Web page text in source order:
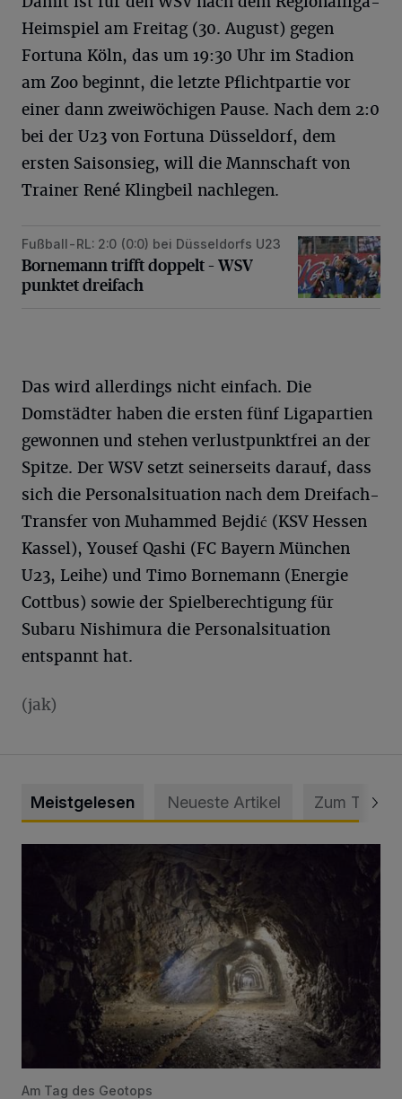
Heimspiel am Freitag (30. August) gegen
Fortuna Köln, das um 19:30 Uhr im Stadion
am Zoo beginnt, die letzte Pflichtpartie vor
einer dann zweiwöchigen Pause. Nach dem 2:0
bei der U23 von Fortuna Düsseldorf, dem
ersten Saisonsieg, will die Mannschaft von
Trainer René Klingbeil nachlegen.
Bornemann trifft doppelt – WSV punktet dreifach
Fußball-RL: 2:0 (0:0) bei Düsseldorfs U23
Bornemann trifft doppelt – WSV
punktet dreifach
Das wird allerdings nicht einfach. Die
Domstädter haben die ersten fünf Ligapartien
gewonnen und stehen verlustpunktfrei an der
Spitze. Der WSV setzt seinerseits darauf, dass
sich die Personalsituation nach dem Dreifach-
Transfer von Muhammed Bejdić (KSV Hessen
Kassel), Yousef Qashi (FC Bayern München
U23, Leihe) und Timo Bornemann (Energie
Cottbus) sowie der Spielberechtigung für
Subaru Nishimura die Personalsituation
entspannt hat.
(jak)
Meistgelesen Neueste Artikel Zum Thema
Am Tag des Geotops